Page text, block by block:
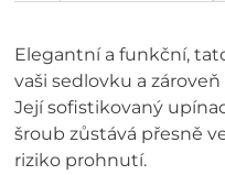
Elegantní a funkční,
vaši sedlovku a
Její sofistikovaný
šroub zůstává přesně
riziko prohnutí.